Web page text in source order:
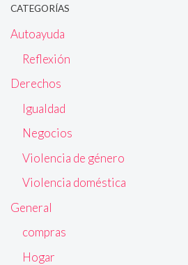
CATEGORÍAS
Autoayuda
Reflexión
Derechos
Igualdad
Negocios
Violencia de género
Violencia doméstica
General
compras
Hogar